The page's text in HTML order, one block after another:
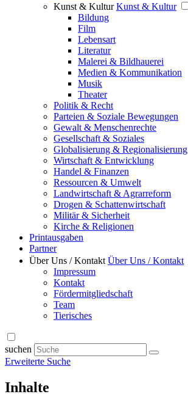
Kunst & Kultur Kunst & Kultur
Bildung
Film
Lebensart
Literatur
Malerei & Bildhauerei
Medien & Kommunikation
Musik
Theater
Politik & Recht
Parteien & Soziale Bewegungen
Gewalt & Menschenrechte
Gesellschaft & Soziales
Globalisierung & Regionalisierung
Wirtschaft & Entwicklung
Handel & Finanzen
Ressourcen & Umwelt
Landwirtschaft & Agrarreform
Drogen & Schattenwirtschaft
Militär & Sicherheit
Kirche & Religionen
Printausgaben
Partner
Über Uns / Kontakt Über Uns / Kontakt
Impressum
Kontakt
Fördermitgliedschaft
Team
Tierisches
suchen
Erweiterte Suche
Inhalte